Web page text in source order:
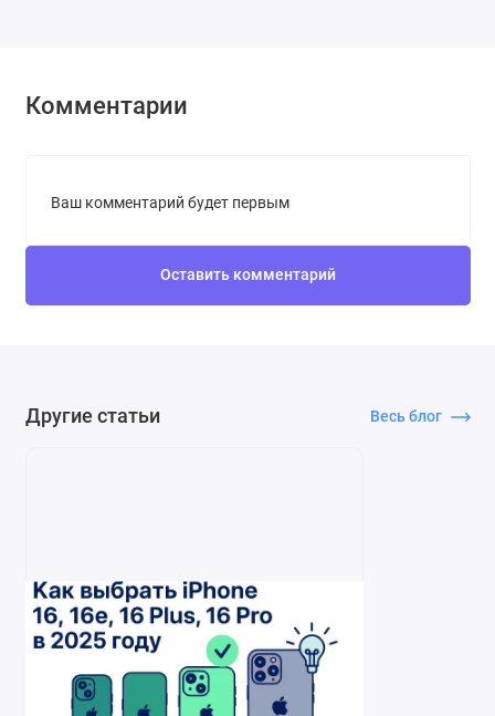
Комментарии
Ваш комментарий будет первым
Оставить комментарий
Другие статьи Весь блог